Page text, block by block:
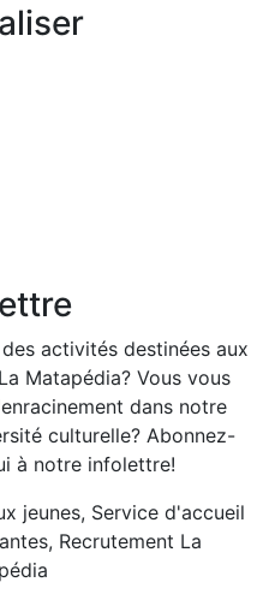
activités destinées aux
Matapédia? Vous vous
dans notre
culturelle? Abonnez-
à notre infolettre!
jeunes, Service d'accueil
Recrutement La